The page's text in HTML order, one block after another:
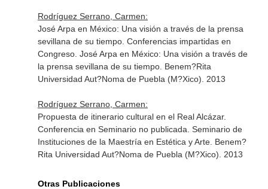
Rodríguez Serrano, Carmen:
José Arpa en México: Una visión a través de la prensa
sevillana de su tiempo. Conferencias impartidas en
Congreso. José Arpa en México: Una visión a través de
la prensa sevillana de su tiempo. Benem?Rita
Universidad Aut?Noma de Puebla (M?Xico). 2013
Rodríguez Serrano, Carmen:
Propuesta de itinerario cultural en el Real Alcázar.
Conferencia en Seminario no publicada. Seminario de
Instituciones de la Maestría en Estética y Arte. Benem?
Rita Universidad Aut?Noma de Puebla (M?Xico). 2013
Otras Publicaciones